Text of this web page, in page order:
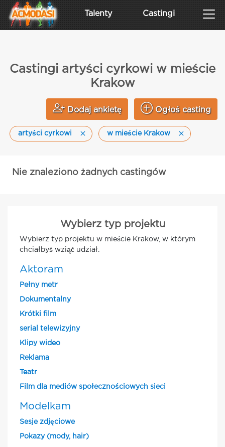
Talenty Castingi
Castingi artyści cyrkowi w mieście
Krakow
Dodaj ankietę Ogłoś casting
artyści cyrkowi w mieście Krakow
Nie znaleziono żadnych castingów
Wybierz typ projektu
Wybierz typ projektu w mieście Krakow, w którym
chciałbyś wziąć udział.
Aktoram
Pełny metr
Dokumentalny
Krótki film
serial telewizyjny
Klipy wideo
Reklama
Teatr
Film dla mediów społecznościowych sieci
Modelkam
Sesje zdjęciowe
Pokazy (mody, hair)